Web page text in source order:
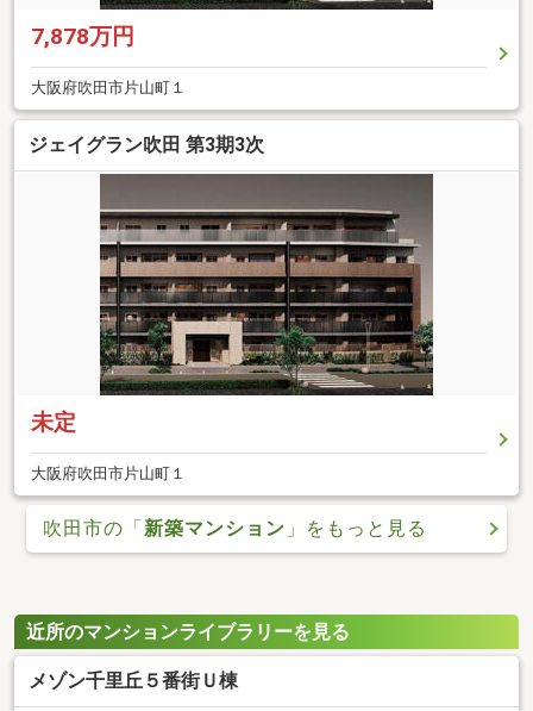
7,878万円
大阪府吹田市片山町１
ジェイグラン吹田 第3期3次
未定
大阪府吹田市片山町１
吹田市の「 新築マンション 」をもっと見る
近所のマンションライブラリーを見る
メゾン千里丘５番街Ｕ棟